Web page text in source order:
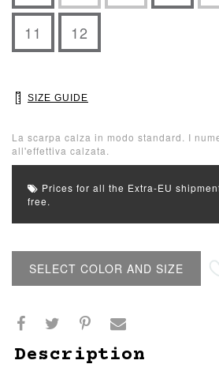
11 12
SIZE GUIDE
La scarpa calza in modo standard. I
all'effettiva calzata.
Prices for all the Extra-EU
free.
SELECT COLOR AND SIZE
Description